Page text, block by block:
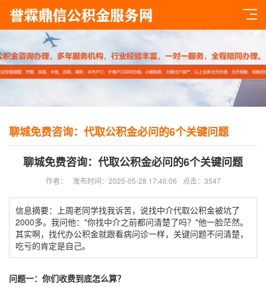
聊城免费咨询：代取公积金必问的6个关键问题
聊城免费咨询：代取公积金必问的6个关键问题
作者： 发布时间：2025-05-28 17:46:06 点击：3547
信息摘要：上周老同学找我诉苦，说找中介代取公积金被坑了
2000多。我问他："你找中介之前都问清楚了吗？"他一脸茫然。
其实啊，找代办公积金就跟看病问诊一样，关键问题不问清楚，
吃亏的肯定是自己。
问题一：你们收费到底怎么算？